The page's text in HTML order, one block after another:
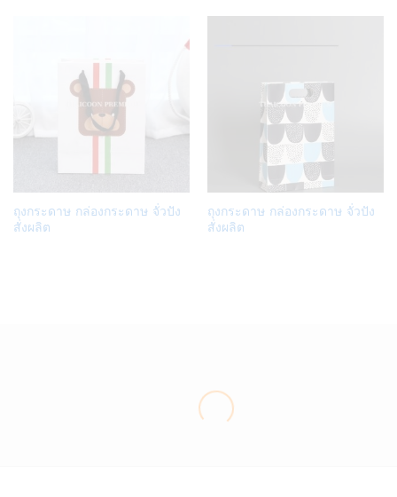
Add
ถุงกระดาษ กล่องกระดาษ จั่วปัง
สั่งผลิต
Add
ถุงกระดาษ กล่องกระดาษ จั่วปัง
สั่งผลิต